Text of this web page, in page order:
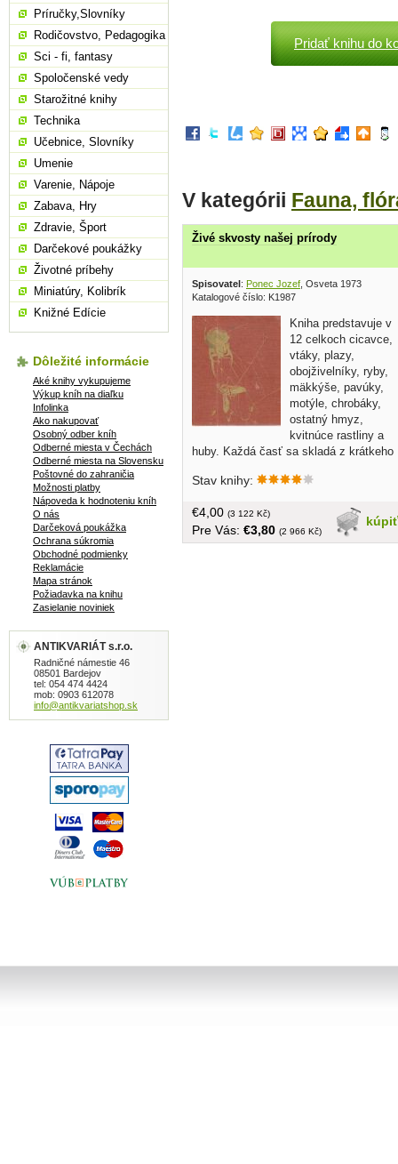
Pridať knihu do
V kategórii Fauna,
Živé skvosty našej prírody
Spisovatel: Ponec Jozef , Osveta 1973
Katalogové číslo: K1987
Kniha predstavuje v
12 celkoch cicavce,
vtáky, plazy,
obojživelníky, ryby,
mäkkýše, pavúky,
motýle, chrobáky,
ostatný hmyz,
kvitnúce rastliny a
huby. Každá časť sa skladá z krátkeho
jednotlivých druhov s krátkym
formát, 180 strán, 32 farebná príloha,
náklad 3000 výtlačkov
Stav knihy:
kúpiť
€4,00 (3 122 Kč)
Pre Vás: €3,80 (2 966 Kč)
Príručky,Slovníky
Rodičovstvo, Pedagogika
Sci - fi, fantasy
Spoločenské vedy
Starožitné knihy
Technika
Učebnice, Slovníky
Umenie
Varenie, Nápoje
Zabava, Hry
Zdravie, Šport
Darčekové poukážky
Životné príbehy
Miniatúry, Kolibrík
Knižné Edície
Dôležité informácie
Aké knihy vykupujeme
Výkup kníh na diaľku
Infolinka
Ako nakupovať
Osobný odber kníh
Odberné miesta v Čechách
Odberné miesta na Slovensku
Poštovné do zahraničia
Možnosti platby
Nápoveda k hodnoteniu kníh
O nás
Darčeková poukážka
Ochrana súkromia
Obchodné podmienky
Reklamácie
Mapa stránok
Požiadavka na knihu
Zasielanie noviniek
ANTIKVARIÁT s.r.o.
Radničné námestie 46
08501 Bardejov
tel: 054 474 4424
mob: 0903 612078
info@antikvariatshop.sk